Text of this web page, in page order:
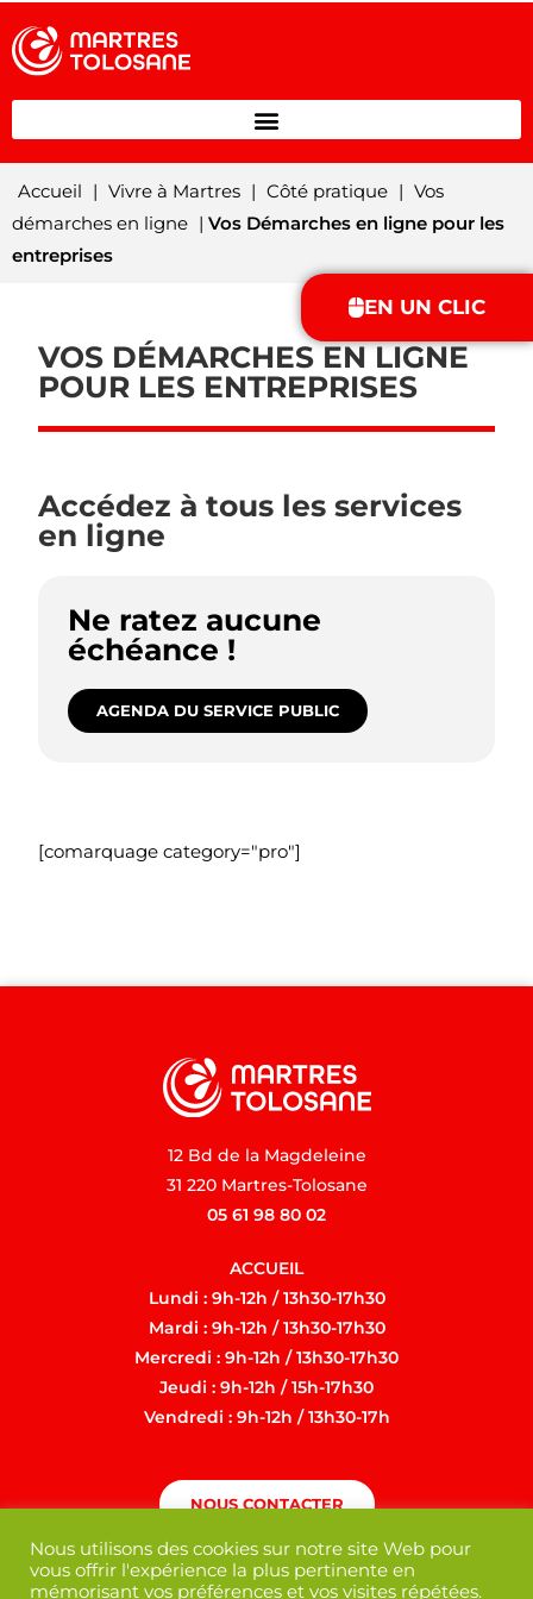
EN UN CLIC
Accueil | Vivre à Martres | Côté pratique | Vos
démarches en ligne | Vos Démarches en ligne pour les
entreprises
VOS DÉMARCHES EN LIGNE
POUR LES ENTREPRISES
Accédez à tous les services
en ligne
Ne ratez aucune
échéance !
AGENDA DU SERVICE PUBLIC
[comarquage category="pro"]
12 Bd de la Magdeleine
31 220 Martres-Tolosane
05 61 98 80 02
ACCUEIL
Lundi : 9h-12h / 13h30-17h30
Mardi : 9h-12h / 13h30-17h30
Mercredi : 9h-12h / 13h30-17h30
Jeudi : 9h-12h / 15h-17h30
Vendredi : 9h-12h / 13h30-17h
NOUS CONTACTER
Nous utilisons des cookies sur notre site Web pour
vous offrir l'expérience la plus pertinente en
mémorisant vos préférences et vos visites répétées.